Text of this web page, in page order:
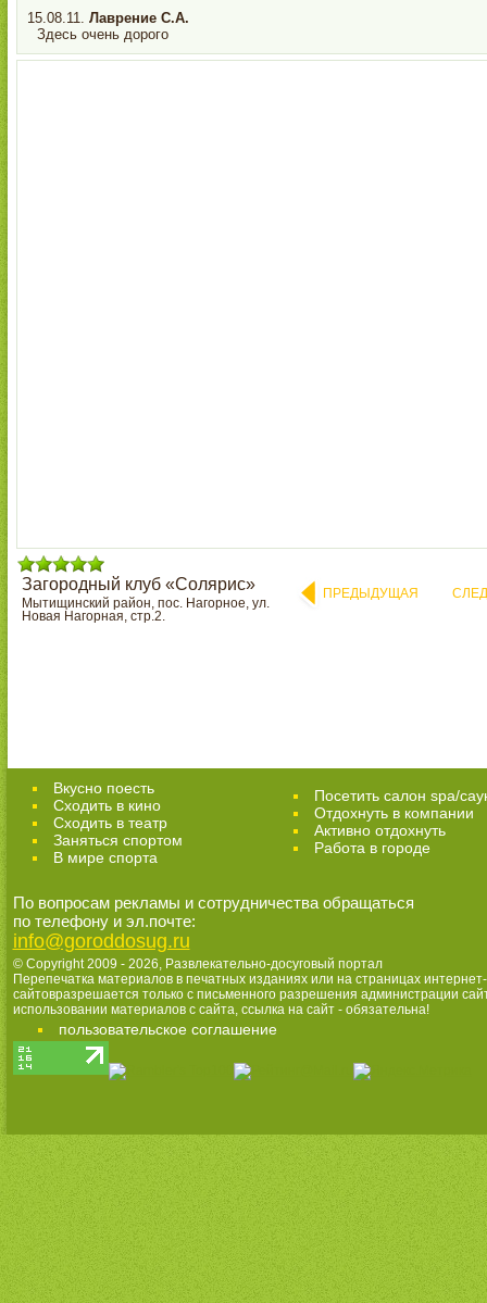
15.08.11. Лаврение С.А.
Здесь очень дорого
Загородный клуб «Солярис»
Мытищинский район, пос. Нагорное, ул.
Новая Нагорная, стр.2.
ПРЕДЫДУЩАЯ
Вкусно поесть
Сходить в кино
Cходить в театр
Заняться спортом
В мире спорта
Посетить салон spa/
Отдохнуть в компании
Активно отдохнуть
Работа в городе
По вопросам рекламы и сотрудничества обращаться
по телефону и эл.почте:
info@goroddosug.ru
© Copyright 2009 - 2026, Развлекательно-досуговый портал
Перепечатка материалов в печатных изданиях или на страницах интернет-
сайтовразрешается только с письменного разрешения администрации
использовании материалов с сайта, ссылка на сайт - обязательна!
пользовательское соглашение